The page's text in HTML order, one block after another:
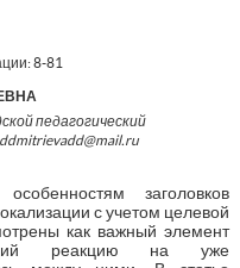
8-81
педагогический
заголовков
с учетом целевой
как важный элемент
реакцию на уже